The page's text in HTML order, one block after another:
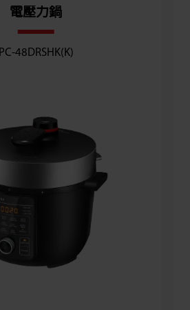
電壓力鍋
PC-48DRSHK(K)